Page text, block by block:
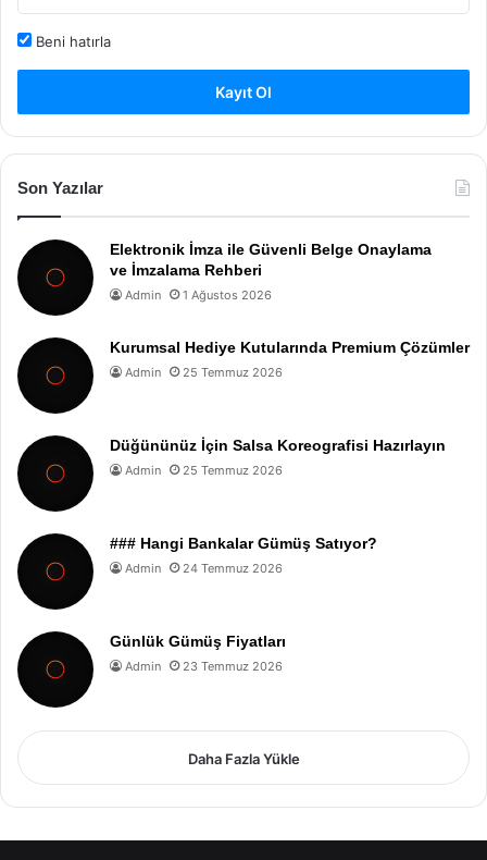
Beni hatırla
Kayıt Ol
Son Yazılar
Elektronik İmza ile Güvenli Belge Onaylama
ve İmzalama Rehberi
Admin 1 Ağustos 2026
Kurumsal Hediye Kutularında Premium Çözümler
Admin 25 Temmuz 2026
Düğününüz İçin Salsa Koreografisi Hazırlayın
Admin 25 Temmuz 2026
### Hangi Bankalar Gümüş Satıyor?
Admin 24 Temmuz 2026
Günlük Gümüş Fiyatları
Admin 23 Temmuz 2026
Daha Fazla Yükle